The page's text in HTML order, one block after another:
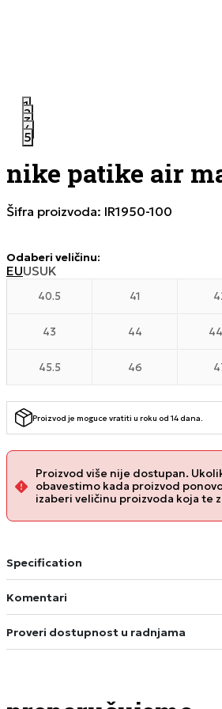
1
2
3
4
5
nike patike air
Šifra proizvoda: IR1950-100
Odaberi veličinu:
EUUSUK
40.5 41
43 44
45.5 46
Proizvod je moguce vratiti u roku od 14 dana.
Proizvod više nije dostupan.
obavestimo kada proizvod
izaberi veličinu proizvoda koja te
Specification
Komentari
Proveri dostupnost u radnjama